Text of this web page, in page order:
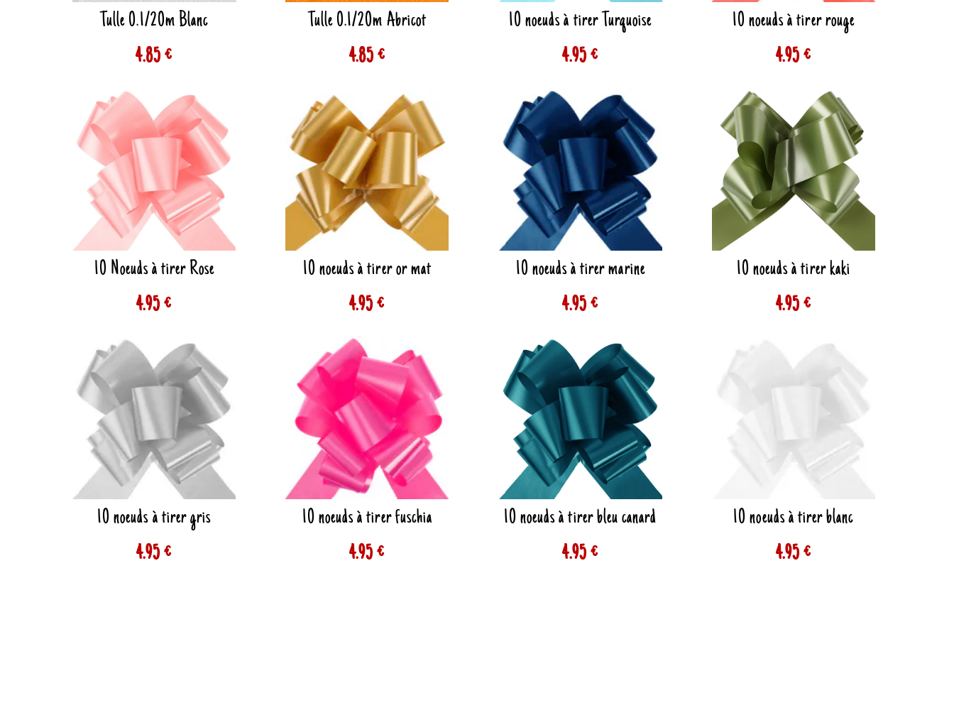
Tulle 0.1/20m Blanc
4.85 €
Tulle 0.1/20m Abricot
4.85 €
10 noeuds à tirer Turquoise
4.95 €
10 noeuds à tirer rouge
4.95 €
10 Noeuds à tirer Rose
4.95 €
10 noeuds à tirer or mat
4.95 €
10 noeuds à tirer marine
4.95 €
10 noeuds à tirer kaki
4.95 €
10 noeuds à tirer gris
4.95 €
10 noeuds à tirer fuschia
4.95 €
10 noeuds à tirer bleu canard
4.95 €
10 noeuds à tirer blanc
4.95 €